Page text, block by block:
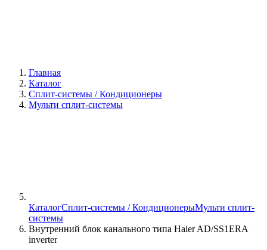
Главная
Каталог
Сплит-системы / Кондиционеры
Мульти сплит-системы
КаталогСплит-системы / КондиционерыМульти сплит-
системы
Внутренний блок канального типа Haier AD/SS1ERA
inverter